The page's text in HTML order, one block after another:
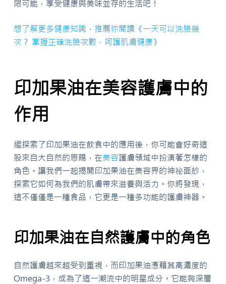
限可能，享受健康與美味並存的生活吧！
想了解更多健康知識，推薦你閱讀《一天可以洗臉幾
次？ 掌握正確洗臉次數，呵護肌膚健康》
印加果油在美容護膚中的
作用
繼探索了印加果油在飲食中的應用後，你可能會好奇這
股來自大自然的恩賜，在美容護膚領域中扮演著怎樣的
角色。讓我們一起揭開印加果油在美容界的神祕面紗，
探索它如何為我們的肌膚帶來滋養與活力。你將發現，
這不僅僅是一種食品，它更是一種多功能的護膚神器。
印加果油在自然護膚中的角色
自然護膚越來越受到重視，而印加果油憑藉其高濃度的
Omega-3，成為了這一潮流中的明星成分。它能夠深層